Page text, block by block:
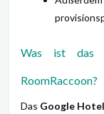
Was ist das
RoomRaccoon?
Das Google